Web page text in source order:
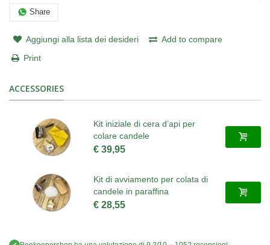
Share
Aggiungi alla lista dei desideri
Add to compare
Print
ACCESSORIES
Kit iniziale di cera d’api per
colare candele
€ 39,95
Kit di avviamento per colata di
candele in paraffina
€ 28,55